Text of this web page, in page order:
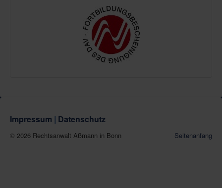
Impressum | Datenschutz
Seitenanfang
© 2026 Rechtsanwalt Aßmann in Bonn